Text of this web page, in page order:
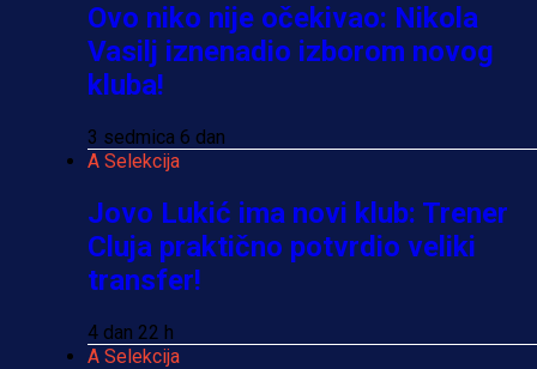
Ovo niko nije očekivao: Nikola
Vasilj iznenadio izborom novog
kluba!
3 sedmica 6 dan
A Selekcija
Jovo Lukić ima novi klub: Trener
Cluja praktično potvrdio veliki
transfer!
4 dan 22 h
A Selekcija